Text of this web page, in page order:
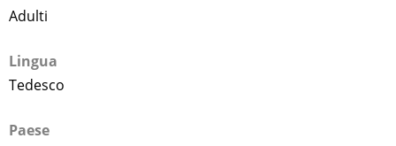
Adulti
Lingua
Tedesco
Paese